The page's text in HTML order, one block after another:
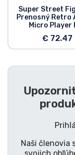
Super Street
Prenosný Retro
Micro Player
€ 72.47
Naši členovia
Zoradiť
Zoradiť
Zoradiť
Zoradiť
Typy